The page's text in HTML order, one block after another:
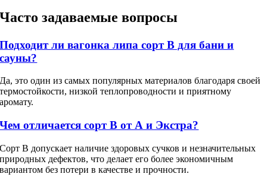
Часто задаваемые вопросы
Подходит ли вагонка липа сорт В для бани и
сауны?
Да, это один из самых популярных материалов благодаря своей
термостойкости, низкой теплопроводности и приятному
аромату.
Чем отличается сорт В от А и Экстра?
Сорт В допускает наличие здоровых сучков и незначительных
природных дефектов, что делает его более экономичным
вариантом без потери в качестве и прочности.